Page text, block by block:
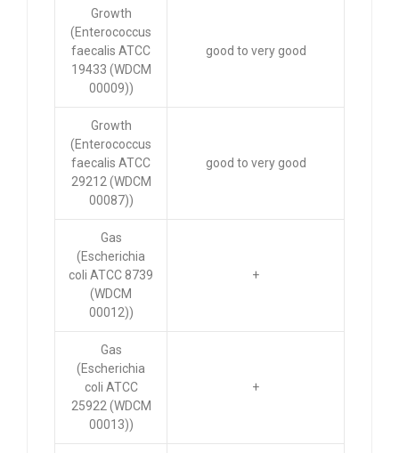
Growth
(Enterococcus
faecalis ATCC
19433 (WDCM
00009))
good to very good
Growth
(Enterococcus
faecalis ATCC
29212 (WDCM
00087))
good to very good
Gas
(Escherichia
coli ATCC 8739
(WDCM
00012))
+
Gas
(Escherichia
coli ATCC
25922 (WDCM
00013))
+